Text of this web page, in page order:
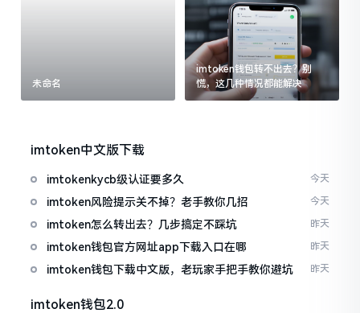
未命名
imtoken钱包转不出去？别
慌，这几种情况都能解决
imtoken中文版下载
imtokenkycb级认证要多久 今天
imtoken风险提示关不掉？老手教你几招 今天
imtoken怎么转出去？几步搞定不踩坑 昨天
imtoken钱包官方网址app下载入口在哪 昨天
imtoken钱包下载中文版，老玩家手把手教你避坑 昨天
imtoken钱包2.0